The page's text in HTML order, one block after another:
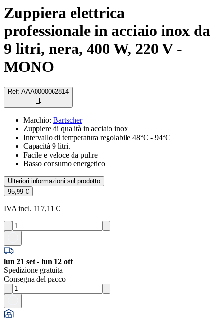
Zuppiera elettrica
professionale in acciaio inox da
9 litri, nera, 400 W, 220 V -
MONO
Ref: AAA0000062814
Marchio: Bartscher
Zuppiere di qualità in acciaio inox
Intervallo di temperatura regolabile 48°C - 94°C
Capacità 9 litri.
Facile e veloce da pulire
Basso consumo energetico
Ulteriori informazioni sul prodotto
95,99 €
IVA incl. 117,11 €
lun 21 set - lun 12 ott
Spedizione gratuita
Consegna del pacco